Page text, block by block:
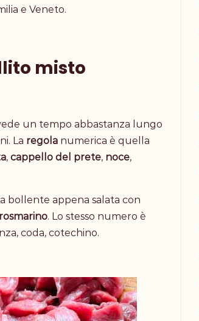
e Veneto.
misto
un tempo abbastanza lungo
La regola numerica è quella
, cappello del prete, noce,
bollente appena salata con
rosmarino. Lo stesso numero è
coda, cotechino.